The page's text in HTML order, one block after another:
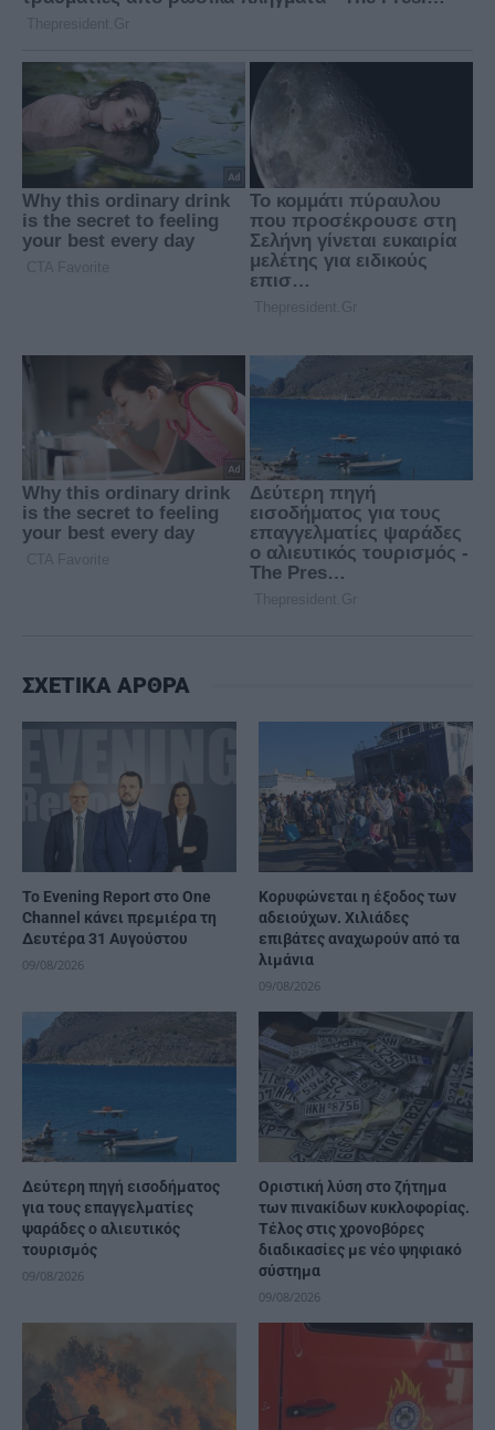
ΣΧΕΤΙΚΑ ΑΡΘΡΑ
Το Evening Report στο One
Channel κάνει πρεμιέρα τη
Δευτέρα 31 Αυγούστου
09/08/2026
Κορυφώνεται η έξοδος των
αδειούχων. Χιλιάδες
επιβάτες αναχωρούν από τα
λιμάνια
09/08/2026
Δεύτερη πηγή εισοδήματος
για τους επαγγελματίες
ψαράδες ο αλιευτικός
τουρισμός
09/08/2026
Οριστική λύση στο ζήτημα
των πινακίδων κυκλοφορίας.
Τέλος στις χρονοβόρες
διαδικασίες με νέο ψηφιακό
σύστημα
09/08/2026